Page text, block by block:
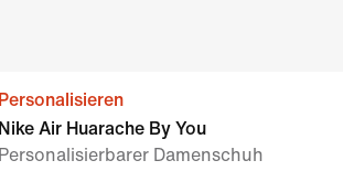
Personalisieren
Nike Air Huarache By You
Personalisierbarer Damenschuh